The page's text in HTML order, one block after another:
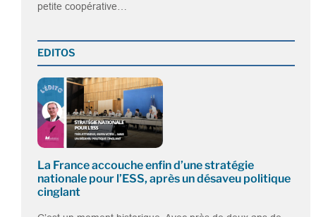
petite coopérative…
EDITOS
La France accouche enfin d’une stratégie
nationale pour l’ESS, après un désaveu politique
cinglant